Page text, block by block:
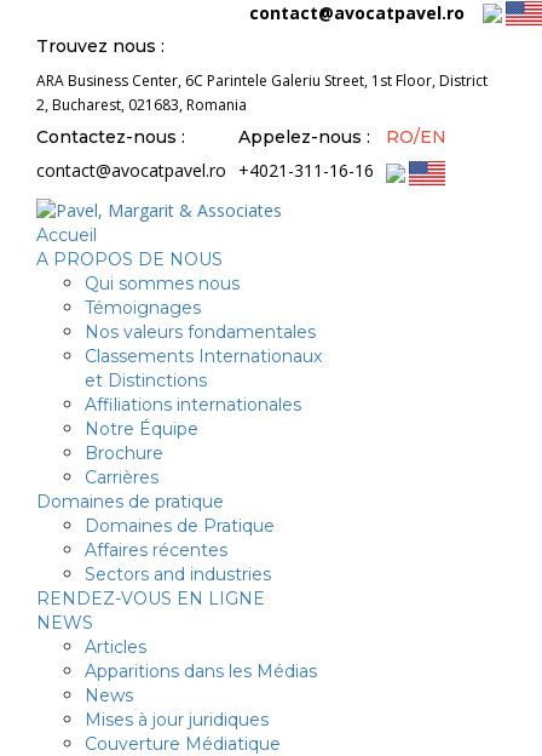
contact@avocatpavel.ro
Trouvez nous :
ARA Business Center, 6C Parintele Galeriu Street, 1st Floor, District
2, Bucharest, 021683, Romania
Contactez-nous :
contact@avocatpavel.ro
Appelez-nous :
+4021-311-16-16
RO/EN
Accueil
A PROPOS DE NOUS
Qui sommes nous
Témoignages
Nos valeurs fondamentales
Classements Internationaux
et Distinctions
Affiliations internationales
Notre Équipe
Brochure
Carrières
Domaines de pratique
Domaines de Pratique
Affaires récentes
Sectors and industries
RENDEZ-VOUS EN LIGNE
NEWS
Articles
Apparitions dans les Médias
News
Mises à jour juridiques
Couverture Médiatique